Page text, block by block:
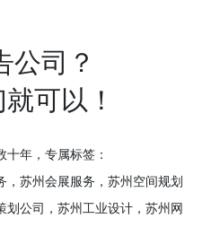
公司？
可以！
年，专属标签：
苏州会展服务，苏州空间规划
公司，苏州工业设计，苏州网